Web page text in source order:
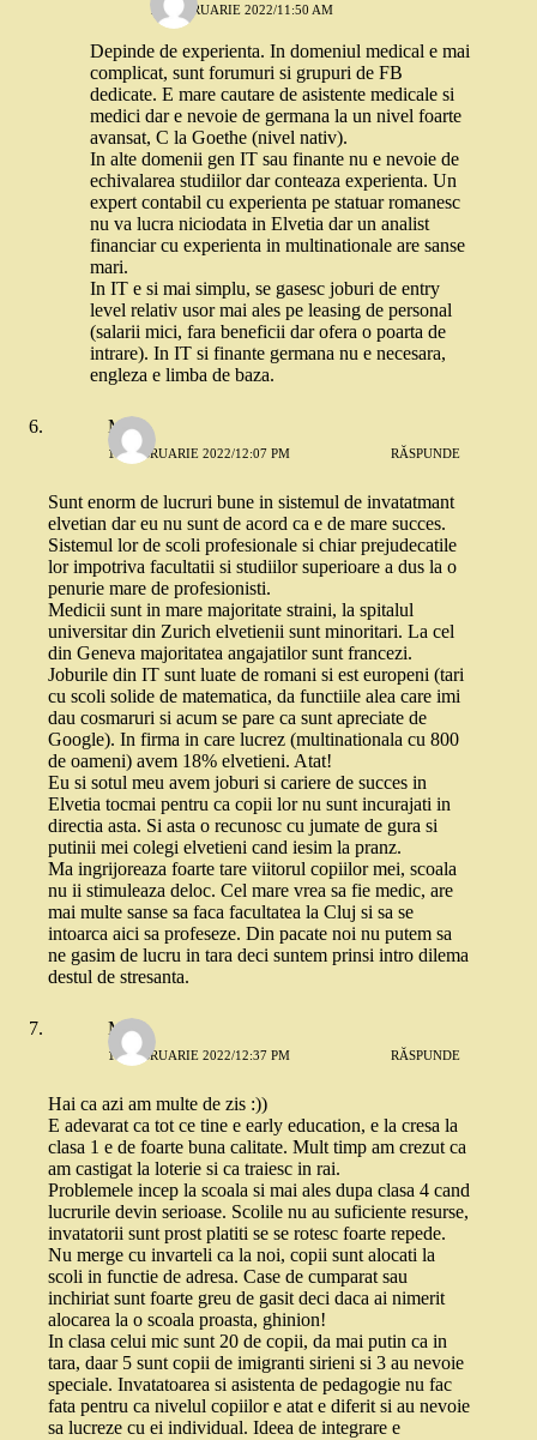
17 FEBRUARIE 2022/11:50 AM
Depinde de experienta. In domeniul medical e mai
complicat, sunt forumuri si grupuri de FB
dedicate. E mare cautare de asistente medicale si
medici dar e nevoie de germana la un nivel foarte
avansat, C la Goethe (nivel nativ).
In alte domenii gen IT sau finante nu e nevoie de
echivalarea studiilor dar conteaza experienta. Un
expert contabil cu experienta pe statuar romanesc
nu va lucra niciodata in Elvetia dar un analist
financiar cu experienta in multinationale are sanse
mari.
In IT e si mai simplu, se gasesc joburi de entry
level relativ usor mai ales pe leasing de personal
(salarii mici, fara beneficii dar ofera o poarta de
intrare). In IT si finante germana nu e necesara,
engleza e limba de baza.
M
17 FEBRUARIE 2022/12:07 PM RĂSPUNDE
Sunt enorm de lucruri bune in sistemul de invatatmant
elvetian dar eu nu sunt de acord ca e de mare succes.
Sistemul lor de scoli profesionale si chiar prejudecatile
lor impotriva facultatii si studiilor superioare a dus la o
penurie mare de profesionisti.
Medicii sunt in mare majoritate straini, la spitalul
universitar din Zurich elvetienii sunt minoritari. La cel
din Geneva majoritatea angajatilor sunt francezi.
Joburile din IT sunt luate de romani si est europeni (tari
cu scoli solide de matematica, da functiile alea care imi
dau cosmaruri si acum se pare ca sunt apreciate de
Google). In firma in care lucrez (multinationala cu 800
de oameni) avem 18% elvetieni. Atat!
Eu si sotul meu avem joburi si cariere de succes in
Elvetia tocmai pentru ca copii lor nu sunt incurajati in
directia asta. Si asta o recunosc cu jumate de gura si
putinii mei colegi elvetieni cand iesim la pranz.
Ma ingrijoreaza foarte tare viitorul copiilor mei, scoala
nu ii stimuleaza deloc. Cel mare vrea sa fie medic, are
mai multe sanse sa faca facultatea la Cluj si sa se
intoarca aici sa profeseze. Din pacate noi nu putem sa
ne gasim de lucru in tara deci suntem prinsi intro dilema
destul de stresanta.
M
17 FEBRUARIE 2022/12:37 PM RĂSPUNDE
Hai ca azi am multe de zis :))
E adevarat ca tot ce tine e early education, e la cresa la
clasa 1 e de foarte buna calitate. Mult timp am crezut ca
am castigat la loterie si ca traiesc in rai.
Problemele incep la scoala si mai ales dupa clasa 4 cand
lucrurile devin serioase. Scolile nu au suficiente resurse,
invatatorii sunt prost platiti se se rotesc foarte repede.
Nu merge cu invarteli ca la noi, copii sunt alocati la
scoli in functie de adresa. Case de cumparat sau
inchiriat sunt foarte greu de gasit deci daca ai nimerit
alocarea la o scoala proasta, ghinion!
In clasa celui mic sunt 20 de copii, da mai putin ca in
tara, daar 5 sunt copii de imigranti sirieni si 3 au nevoie
speciale. Invatatoarea si asistenta de pedagogie nu fac
fata pentru ca nivelul copiilor e atat e diferit si au nevoie
sa lucreze cu ei individual. Ideea de integrare e